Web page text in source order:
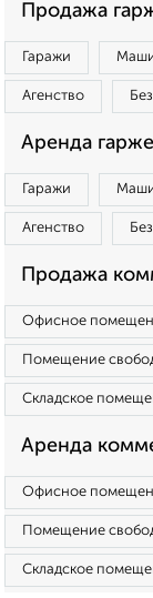
Продажа
Гаражи
Агенство
Аренда
Гаражи
Агенство
Продажа
Офисное
Помещение
Складское
Аренда
Офисное
Помещение
Складское